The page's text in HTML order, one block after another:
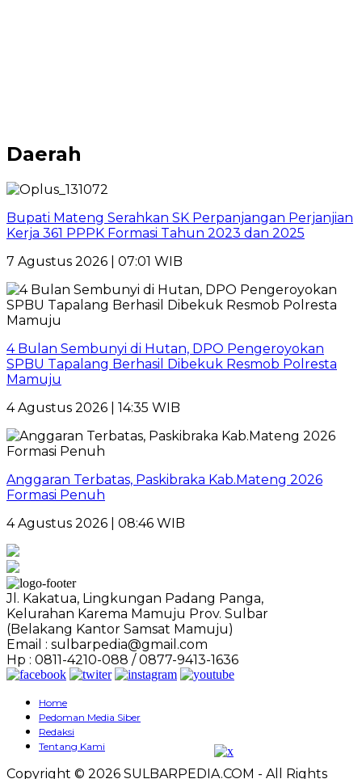
Daerah
Bupati Mateng Serahkan SK Perpanjangan Perjanjian
Kerja 361 PPPK Formasi Tahun 2023 dan 2025
7 Agustus 2026 | 07:01 WIB
4 Bulan Sembunyi di Hutan, DPO Pengeroyokan
SPBU Tapalang Berhasil Dibekuk Resmob Polresta
Mamuju
4 Agustus 2026 | 14:35 WIB
Anggaran Terbatas, Paskibraka Kab.Mateng 2026
Formasi Penuh
4 Agustus 2026 | 08:46 WIB
Jl. Kakatua, Lingkungan Padang Panga,
Kelurahan Karema Mamuju Prov. Sulbar
(Belakang Kantor Samsat Mamuju)
Email : sulbarpedia@gmail.com
Hp : 0811-4210-088 / 0877-9413-1636
Home
Pedoman Media Siber
Redaksi
Tentang Kami
Copyright © 2026 SULBARPEDIA.COM - All Rights